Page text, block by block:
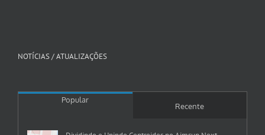
NOTÍCIAS / ATUALIZAÇÕES
Popular
Recente